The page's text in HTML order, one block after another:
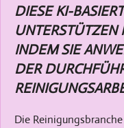
DIESE KI-
UNTERSTÜTZEN
INDEM SIE
DER
Die